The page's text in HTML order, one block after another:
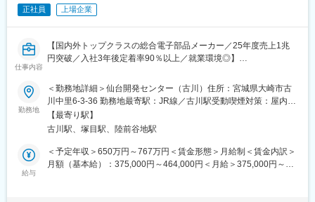
配属部署は15名の構成で、協力しあいながら業務を進めていま
す。
■福利厚生面：
・独身寮／社宅制度（約1万円/月）／社宅家賃補助制度／入社に
／平均月残業は12.6H
・仕事と子育て／介護の両立支援制度充実／育児休業復帰率
100％（23年度時点）／平均勤続年数17.7年
東証プライム上場の大手総合電子部品グローバルメーカーで、
2024年度の売上高は9,904億円と安定した経営基盤を保有してい
正社員 上場企業
仕事内容
【国内外トップクラスの総合電子部品メーカー／25年度売上1兆
円突破／入社3年後定着率90％以上／就業環境◎】
■募集背景：
信頼性試験拠点として、ISO17025試験所認定取得に向けた組織体
制の強化
■業務内容：
・設備校正・管理業務におけるTL(チームリーダー)
・IATF16949監査対応
勤務地
＜勤務地詳細＞仙台開発センター（古川）住所：宮城県大崎市古
川中里6-3-36 勤務地最寄駅：JR線／古川駅受動喫煙対策：屋内全
面禁煙変更の範囲：会社の定める事業所（リモートワーク含む）
【最寄り駅】
古川駅、塚目駅、陸前谷地駅
給与
＜予定年収＞650万円～767万円＜賃金形態＞月給制＜賃金内訳＞
月額（基本給）：375,000円～464,000円＜月給＞375,000円～